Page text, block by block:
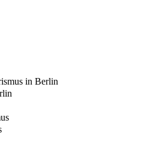
in Berlin